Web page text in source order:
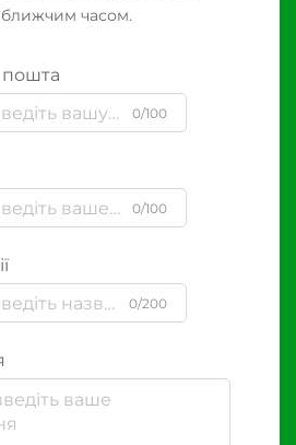
часом.
пошта
0/100
0/100
0/200